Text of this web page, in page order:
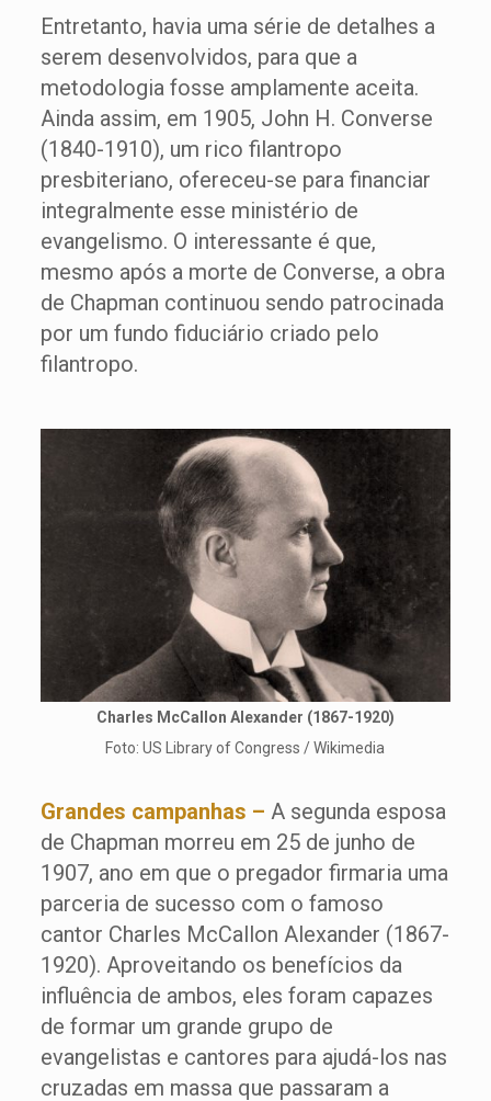
Entretanto, havia uma série de detalhes a
serem desenvolvidos, para que a
metodologia fosse amplamente aceita.
Ainda assim, em 1905, John H. Converse
(1840-1910), um rico filantropo
presbiteriano, ofereceu-se para financiar
integralmente esse ministério de
evangelismo. O interessante é que,
mesmo após a morte de Converse, a obra
de Chapman continuou sendo patrocinada
por um fundo fiduciário criado pelo
filantropo.
Charles McCallon Alexander (1867-1920)
Foto: US Library of Congress / Wikimedia
Grandes campanhas – A segunda esposa
de Chapman morreu em 25 de junho de
1907, ano em que o pregador firmaria uma
parceria de sucesso com o famoso
cantor Charles McCallon Alexander (1867-
1920). Aproveitando os benefícios da
influência de ambos, eles foram capazes
de formar um grande grupo de
evangelistas e cantores para ajudá-los nas
cruzadas em massa que passaram a